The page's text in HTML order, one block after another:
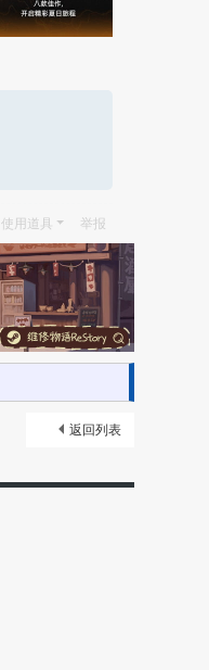
使用道具 举报
返回列表